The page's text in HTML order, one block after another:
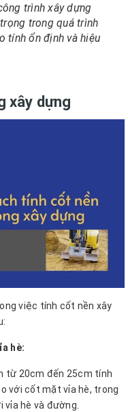
trình xây dựng
trong quá trình
tính ổn định và hiệu
xây dựng
việc tính cốt nền xây
hè:
từ 20cm đến 25cm tính
với cốt mặt vỉa hè, trong
hè và đường.